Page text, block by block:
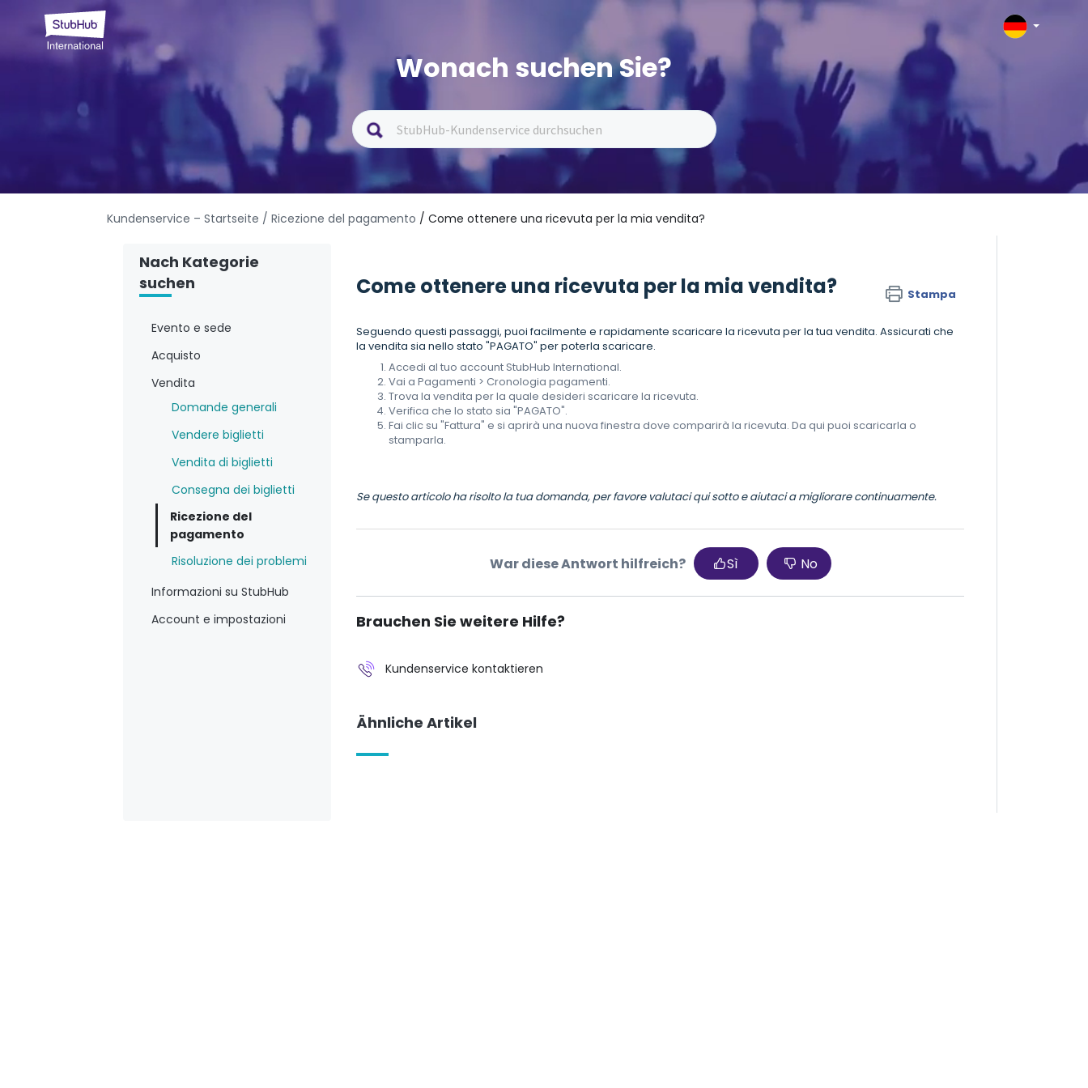
Wonach suchen Sie?
Kundenservice – Startseite / Ricezione del pagamento / Come ottenere una ricevuta per la mia vendita?
Nach Kategorie
suchen
Evento e sede
Acquisto
Vendita
Domande generali
Vendere biglietti
Vendita di biglietti
Consegna dei biglietti
Ricezione del
pagamento
Risoluzione dei problemi
Informazioni su StubHub
Account e impostazioni
Come ottenere una ricevuta per la mia vendita? Stampa
Seguendo questi passaggi, puoi facilmente e rapidamente scaricare la ricevuta per la tua vendita. Assicurati che
la vendita sia nello stato "PAGATO" per poterla scaricare.
Accedi al tuo account StubHub International.
Vai a Pagamenti > Cronologia pagamenti.
Trova la vendita per la quale desideri scaricare la ricevuta.
Verifica che lo stato sia "PAGATO".
Fai clic su "Fattura" e si aprirà una nuova finestra dove comparirà la ricevuta. Da qui puoi scaricarla o
stamparla.
Se questo articolo ha risolto la tua domanda, per favore valutaci qui sotto e aiutaci a migliorare continuamente.
War diese Antwort hilfreich? Sì No
Brauchen Sie weitere Hilfe?
Kundenservice kontaktieren
Ähnliche Artikel